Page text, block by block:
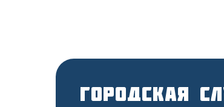
Городская